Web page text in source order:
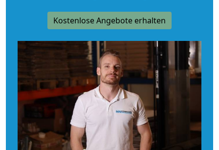
Kostenlose Angebote erhalten